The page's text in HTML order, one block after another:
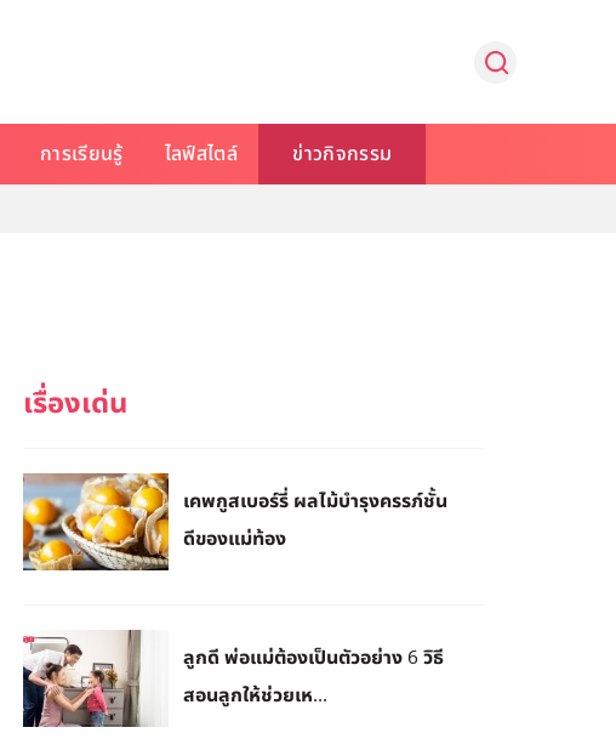
การเรียนรู้ ไลฟ์สไตล์ ข่าวกิจกรรม
เคพกูสเบอร์รี่ ผลไม้บำรุงครรภ์ชั้น
ดีของแม่ท้อง
ลูกดี พ่อแม่ต้องเป็นตัวอย่าง 6 วิธี
สอนลูกให้ช่วยเห...